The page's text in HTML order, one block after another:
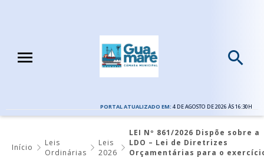
PORTAL ATUALIZADO EM: 4 DE AGOSTO DE 2026 ÀS 16:30H
Início
Leis
Ordinárias
Leis
2026
LEI Nº 861/2026 Dispõe sobre a
LDO – Lei de Diretrizes
Orçamentárias para o